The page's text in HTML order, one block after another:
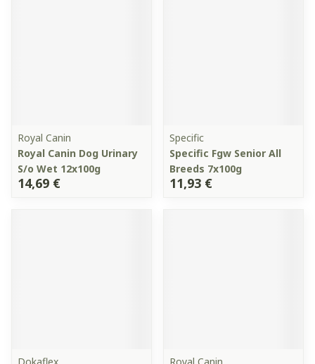
Royal Canin
Royal Canin Dog Urinary
S/o Wet 12x100g
14,69 €
Specific
Specific Fgw Senior All
Breeds 7x100g
11,93 €